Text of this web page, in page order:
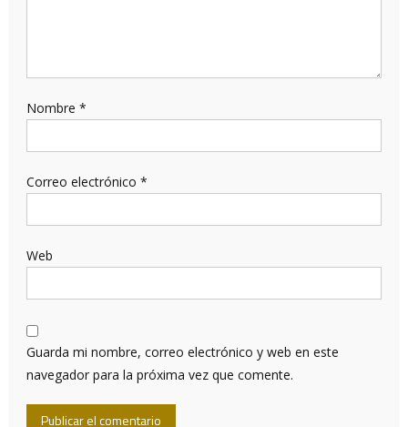
Nombre *
Correo electrónico *
Web
Guarda mi nombre, correo electrónico y web en este
navegador para la próxima vez que comente.